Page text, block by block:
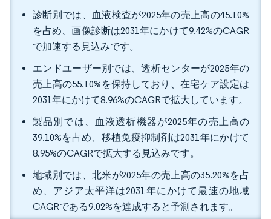
診断別では、血液検査が2025年の売上高の45.10%
を占め、画像診断は2031年にかけて9.42%のCAGR
で加速する見込みです。
エンドユーザー別では、透析センターが2025年の
売上高の55.10%を保持しており、在宅ケア設定は
2031年にかけて8.96%のCAGRで拡大しています。
製品別では、血液透析機器が2025年の売上高の
39.10%を占め、移植免疫抑制剤は2031年にかけて
8.95%のCAGRで拡大する見込みです。
地域別では、北米が2025年の売上高の35.20%を占
め、アジア太平洋は2031年にかけて最速の地域
CAGRである9.02%を達成すると予測されます。